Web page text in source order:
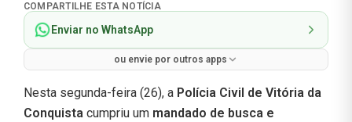
COMPARTILHE ESTA NOTÍCIA
Enviar no WhatsApp
ou envie por outros apps
Nesta segunda-feira (26), a Polícia Civil de Vitória da
Conquista cumpriu um mandado de busca e